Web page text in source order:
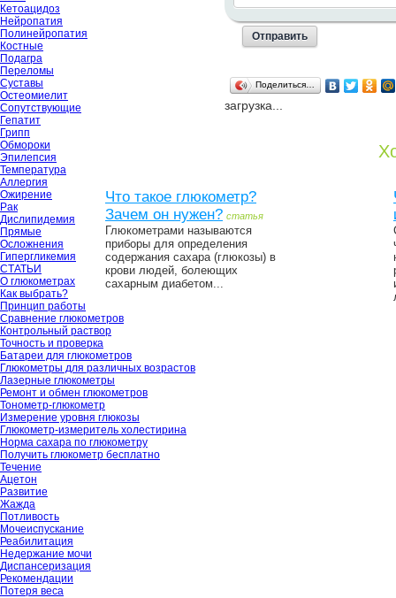
Кетоацидоз
Нейропатия
Полинейропатия
Костные
Подагра
Переломы
Суставы
Остеомиелит
Сопутствующие
Гепатит
Грипп
Обмороки
Эпилепсия
Температура
Аллергия
Ожирение
Рак
Дислипидемия
Прямые
Осложнения
Гипергликемия
СТАТЬИ
О глюкометрах
Как выбрать?
Принцип работы
Сравнение глюкометров
Контрольный раствор
Точность и проверка
Батареи для глюкометров
Глюкометры для различных возрастов
Лазерные глюкометры
Ремонт и обмен глюкометров
Тонометр-глюкометр
Измерение уровня глюкозы
Глюкометр-измеритель холестирина
Норма сахара по глюкометру
Получить глюкометр бесплатно
Течение
Ацетон
Развитие
Жажда
Потливость
Мочеиспускание
Реабилитация
Недержание мочи
Диспансеризация
Рекомендации
Потеря веса
Поделиться…
загрузка...
Что такое глюкометр?
Зачем он нужен? статья
Глюкометрами называются
приборы для определения
содержания сахара (глюкозы) в
крови людей, болеющих
сахарным диабетом...